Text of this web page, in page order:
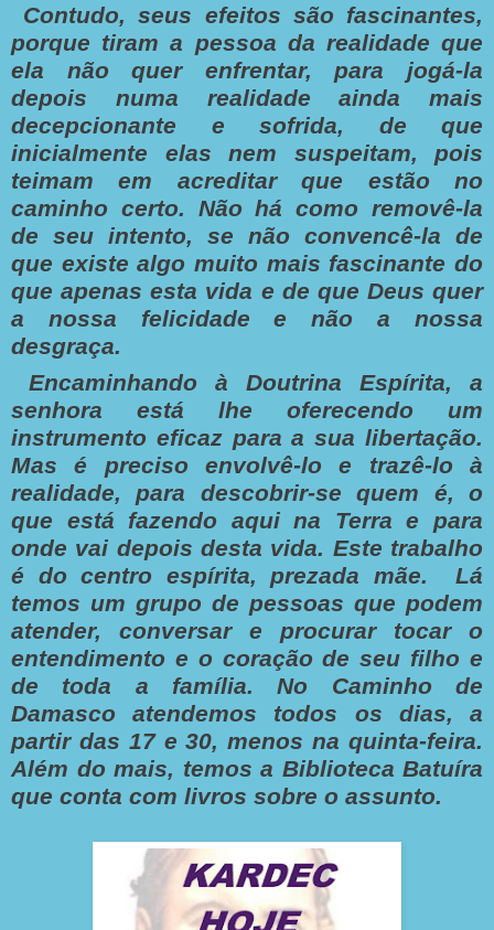
Contudo, seus efeitos são fascinantes,
porque tiram a pessoa da realidade que
ela não quer enfrentar, para jogá-la
depois numa realidade ainda mais
decepcionante e sofrida, de que
inicialmente elas nem suspeitam, pois
teimam em acreditar que estão no
caminho certo. Não há como removê-la
de seu intento, se não convencê-la de
que existe algo muito mais fascinante do
que apenas esta vida e de que Deus quer
a nossa felicidade e não a nossa
desgraça.
Encaminhando à Doutrina Espírita, a
senhora está lhe oferecendo um
instrumento eficaz para a sua libertação.
Mas é preciso envolvê-lo e trazê-lo à
realidade, para descobrir-se quem é, o
que está fazendo aqui na Terra e para
onde vai depois desta vida. Este trabalho
é do centro espírita, prezada mãe. Lá
temos um grupo de pessoas que podem
atender, conversar e procurar tocar o
entendimento e o coração de seu filho e
de toda a família. No Caminho de
Damasco atendemos todos os dias, a
partir das 17 e 30, menos na quinta-feira.
Além do mais, temos a Biblioteca Batuíra
que conta com livros sobre o assunto.